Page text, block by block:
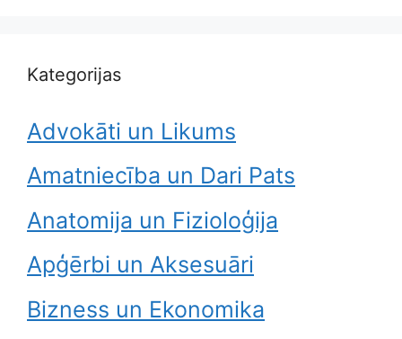
Kategorijas
Advokāti un Likums
Amatniecība un Dari Pats
Anatomija un Fizioloģija
Apģērbi un Aksesuāri
Bizness un Ekonomika